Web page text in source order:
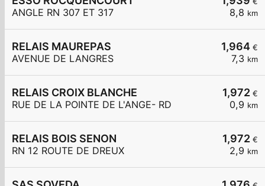
8,8 km
ANGLE RN 307 ET 317
1,964 €
7,3 km
RELAIS MAUREPAS
AVENUE DE LANGRES
1,972 €
0,9 km
RELAIS CROIX BLANCHE
RUE DE LA POINTE DE L'ANGE- RD
1,972 €
2,9 km
RELAIS BOIS SENON
RN 12 ROUTE DE DREUX